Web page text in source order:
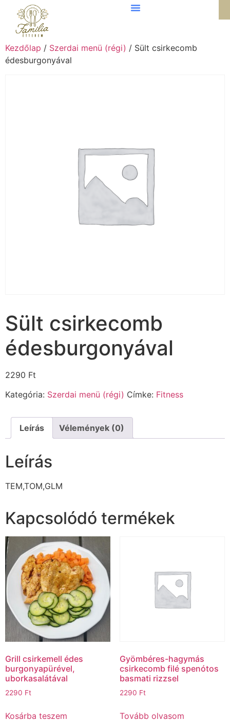
Kezdőlap / Szerdai menü (régi) / Sült csirkecomb
édesburgonyával
Sült csirkecomb
édesburgonyával
2290 Ft
Kategória: Szerdai menü (régi) Címke: Fitness
Leírás Vélemények (0)
Leírás
TEM,TOM,GLM
Kapcsolódó termékek
Grill csirkemell édes
burgonyapürével,
uborkasalátával
2290 Ft
Kosárba teszem
Gyömbéres-hagymás
csirkecomb filé spenótos
basmati rizzsel
2290 Ft
Tovább olvasom